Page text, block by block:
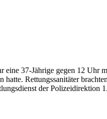
37-Jährige gegen 12 Uhr
hatte. Rettungssanitäter
der Polizeidirektion 1.